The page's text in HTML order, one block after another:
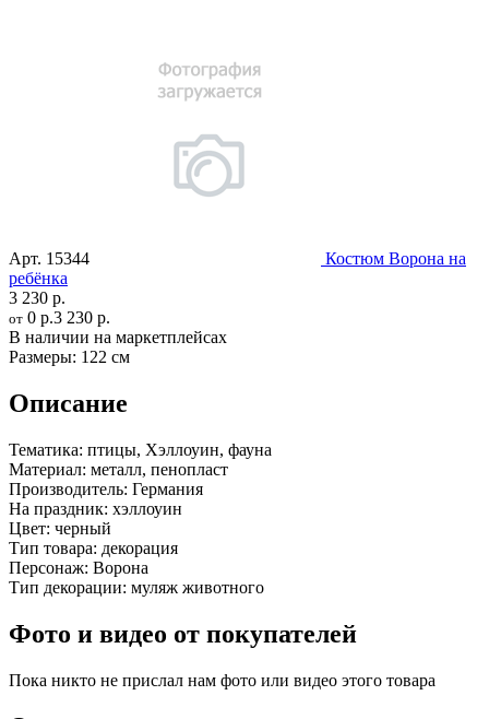
Арт. 15344
Костюм Ворона на
ребёнка
3 230 р.
от 0 р.3 230 р.
В наличии на маркетплейсах
Размеры: 122 см
Описание
Тематика: птицы, Хэллоуин, фауна
Материал: металл, пенопласт
Производитель: Германия
На праздник: хэллоуин
Цвет: черный
Тип товара: декорация
Персонаж: Ворона
Тип декорации: муляж животного
Фото и видео от покупателей
Пока никто не прислал нам фото или видео этого товара